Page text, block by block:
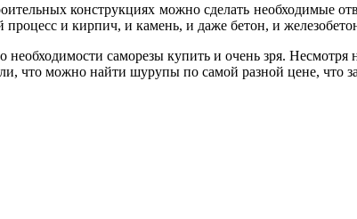
конструкциях можно сделать необходимые
и кирпич, и камень, и даже бетон, и
саморезы купить и очень зря. Несмотря
что можно найти шурупы по самой разной цене, что